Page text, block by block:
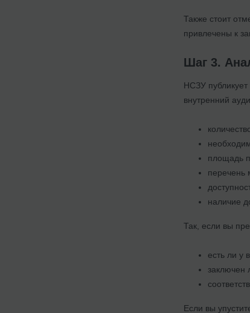
Также стоит
привлечены к
Шаг 3.
НСЗУ публикует
внутренний
площадь
перечень
наличие
Так, если вы
есть ли у
заключен
Если вы